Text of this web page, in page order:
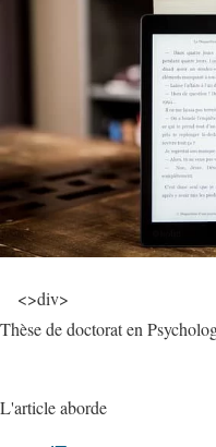
<>div>
Thèse de doctorat en
L'article aborde